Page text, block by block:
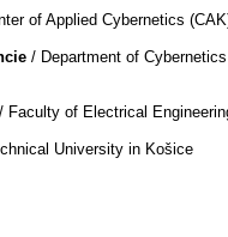
of Applied Cybernetics
/ Department of Cybernetics
of Electrical
University in Košice